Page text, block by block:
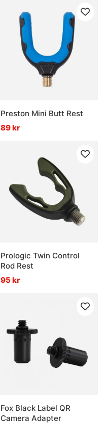
Preston Mini Butt Rest
89 kr
Prologic Twin Control
Rod Rest
95 kr
Fox Black Label QR
Camera Adapter